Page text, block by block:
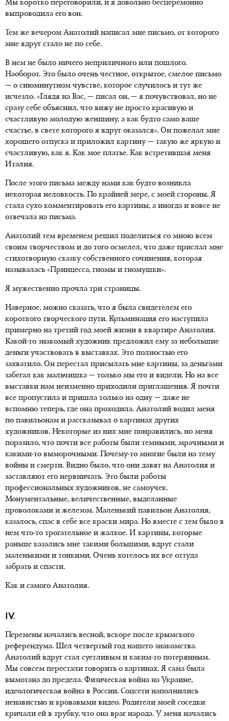
Мы коротко переговорили, и я довольно бесцеремонно
выпроводила его вон.
Тем же вечером Анатолий написал мне письмо, от которого
мне вдруг стало не по себе.
В нем не было ничего неприличного или пошлого.
Наоборот. Это было очень честное, открытое, смелое письмо
— о сиюминутном чувстве, которое случилось и тут же
исчезло. «Глядя на Вас, — писал он, — я почувствовал, но не
сразу себе объяснил, что вижу не просто красивую и
счастливую молодую женщину, а как будто само ваше
счастье, в свете которого я вдруг оказался». Он пожелал мне
хорошего отпуска и приложил картину — такую же яркую и
счастливую, как я. Как мое платье. Как встретившая меня
Италия.
После этого письма между нами как будто возникла
некоторая неловкость. По крайней мере, с моей стороны. Я
стала сухо комментировать его картины, а иногда и вовсе не
отвечала на письма.
Анатолий тем временем решил поделиться со мною всем
своим творчеством и до того осмелел, что даже прислал мне
стихотворную сказку собственного сочинения, которая
называлась «Принцесса, гномы и гномушки».
Я мужественно прочла три страницы.
Наверное, можно сказать, что я была свидетелем его
короткого творческого пути. Кульминация его наступила
примерно на третий год моей жизни в квартире Анатолия.
Какой-то знакомый художник предложил ему за небольшие
деньги участвовать в выставках. Это полностью его
захватило. Он перестал присылать мне картины, за деньгами
забегал как мальчишка — только мы его и видели. Но на все
выставки нам неизменно приходили приглашения. Я почти
все пропустила и пришла только на одну — даже не
вспомню теперь, где она проходила. Анатолий водил меня
по павильонам и рассказывал о картинах других
художников. Некоторые из них мне понравились, но меня
поразило, что почти все работы были темными, мрачными и
какими-то выморочными. Почему-то многие были на тему
войны и смерти. Видно было, что они давят на Анатолия и
заставляют его нервничать. Это были работы
профессиональных художников, не самоучек.
Монументальные, величественные, выделанные
проволоками и железом. Маленький павильон Анатолия,
казалось, спас в себе все краски мира. Но вместе с тем было в
нем что-то трогательное и жалкое. И картины, которые
раньше казались мне такими большими, вдруг стали
маленькими и тонкими. Очень хотелось их все оттуда
забрать и спасти.
Как и самого Анатолия.
IV.
Перемены начались весной, вскоре после крымского
референдума. Шел четвертый год нашего знакомства.
Анатолий вдруг стал суетливым и каким-то потерянным.
Мы совсем перестали говорить о картинах. Я сама была
вымотана до предела. Физическая война на Украине,
идеологическая война в России. Соцсети наполнились
ненавистью и кровавыми видео. Родители моей соседки
кричали ей в трубку, что она враг народа. У меня начались